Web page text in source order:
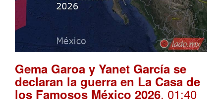
Gema Garoa y Yanet García se
declaran la guerra en La Casa de
los Famosos México 2026. 01:40